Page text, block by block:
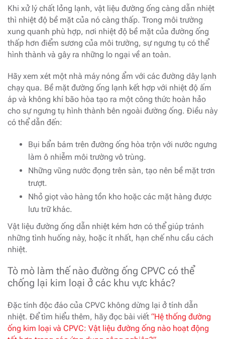
Khi xử lý chất lỏng lạnh, vật liệu đường ống càng dẫn nhiệt
thì nhiệt độ bề mặt của nó càng thấp. Trong môi trường
xung quanh phù hợp, nơi nhiệt độ bề mặt của đường ống
thấp hơn điểm sương của môi trường, sự ngưng tụ có thể
hình thành và gây ra những lo ngại về an toàn.
Hãy xem xét một nhà máy nóng ẩm với các đường dây lạnh
chạy qua. Bề mặt đường ống lạnh kết hợp với nhiệt độ ấm
áp và không khí bão hòa tạo ra một công thức hoàn hảo
cho sự ngưng tụ hình thành bên ngoài đường ống. Điều này
có thể dẫn đến:
Bụi bẩn bám trên đường ống hòa trộn với nước ngưng
làm ô nhiễm môi trường vô trùng.
Những vũng nước đọng trên sàn, tạo nên bề mặt trơn
trượt.
Nhỏ giọt vào hàng tồn kho hoặc các mặt hàng được
lưu trữ khác.
Vật liệu đường ống dẫn nhiệt kém hơn có thể giúp tránh
những tình huống này, hoặc ít nhất, hạn chế nhu cầu cách
nhiệt.
Tò mò làm thế nào đường ống CPVC có thể
chống lại kim loại ở các khu vực khác?
Đặc tính độc đáo của CPVC không dừng lại ở tính dẫn
nhiệt. Để tìm hiểu thêm, hãy đọc bài viết “Hệ thống đường
ống kim loại và CPVC: Vật liệu đường ống nào hoạt động